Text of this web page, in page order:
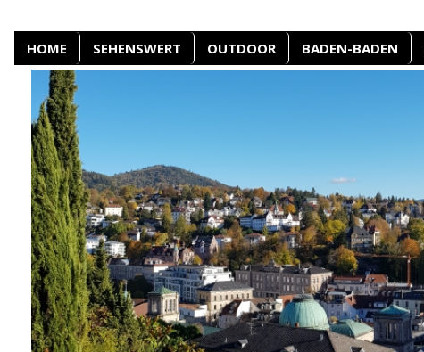
HOME SEHENSWERT OUTDOOR BADEN-BADEN